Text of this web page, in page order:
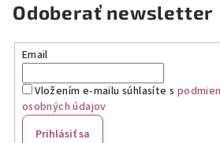
Odoberať newsletter
Email
Vložením e-mailu súhlasíte s
osobných údajov
Prihlásiť sa